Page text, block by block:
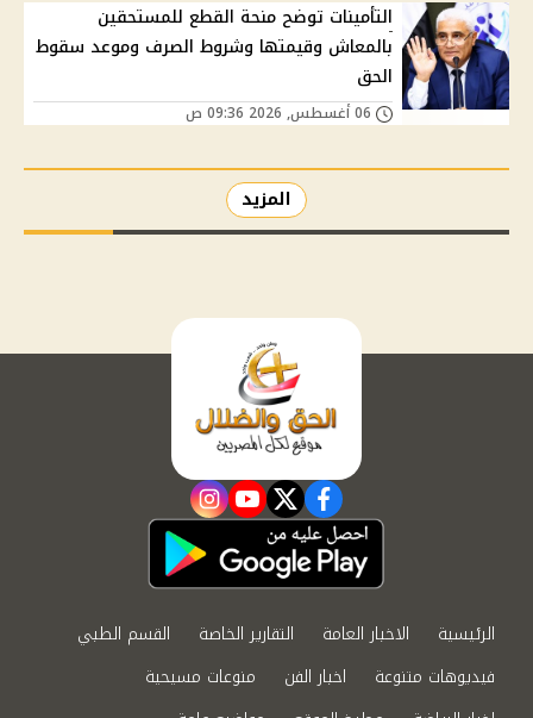
التأمينات توضح منحة القطع للمستحقين
بالمعاش وقيمتها وشروط الصرف وموعد سقوط
الحق
المزيد
facebook
twitter
youtube
instagram
الرئيسية الاخبار العامة التقارير الخاصة
القسم الطبي
فيديوهات متنوعة
اخبار الفن
منوعات مسيحية